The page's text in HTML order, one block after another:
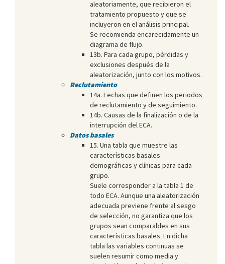
aleatoriamente, que recibieron el
tratamiento propuesto y que se
incluyeron en el análisis principal.
Se recomienda encarecidamente un
diagrama de flujo.
13b. Para cada grupo, pérdidas y
exclusiones después de la
aleatorización, junto con los motivos.
Reclutamiento
14a. Fechas que definen los periodos
de reclutamiento y de seguimiento.
14b. Causas de la finalización o de la
interrupción del ECA.
Datos basales
15. Una tabla que muestre las
características basales
demográficas y clínicas para cada
grupo.
Suele corresponder a la tabla 1 de
todo ECA. Aunque una aleatorización
adecuada previene frente al sesgo
de selección, no garantiza que los
grupos sean comparables en sus
características basales. En dicha
tabla las variables continuas se
suelen resumir como media y